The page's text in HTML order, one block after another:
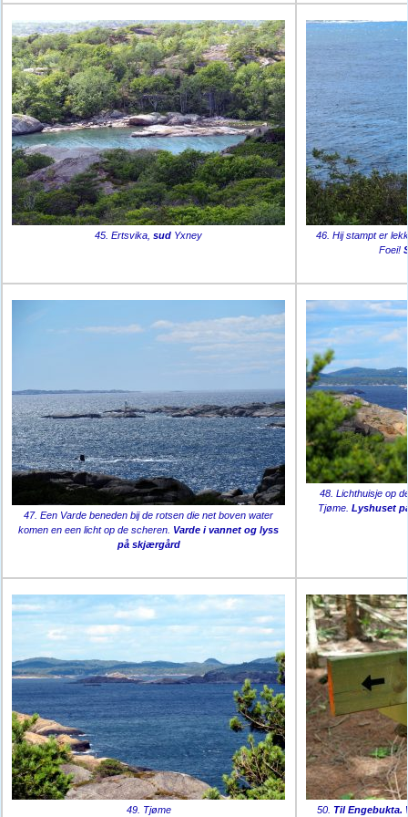
45. Ertsvika,sud Yxney
46. Hij stampt er
Foei!
47. Een Varde beneden bij de rotsen die net boven water
komen en een licht op de scheren. Varde i vannet og lyss
på skjærgård
48. Lichthuisje op
Tjøme.Lyshuset
49. Tjøme 50. Til Engebukta.